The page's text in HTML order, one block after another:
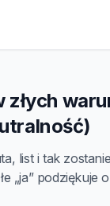
złych
list i tak
„ja” podziękuje